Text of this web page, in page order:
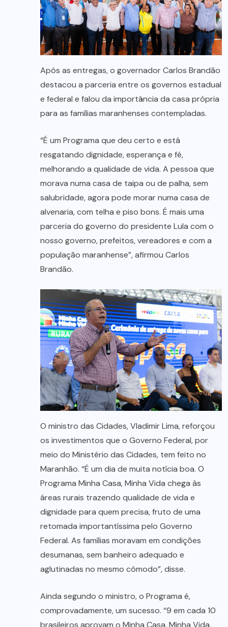
Após as entregas, o governador Carlos Brandão
destacou a parceria entre os governos estadual
e federal e falou da importância da casa própria
para as famílias maranhenses contempladas.
“É um Programa que deu certo e está
resgatando dignidade, esperança e fé,
melhorando a qualidade de vida. A pessoa que
morava numa casa de taipa ou de palha, sem
salubridade, agora pode morar numa casa de
alvenaria, com telha e piso bons. É mais uma
parceria do governo do presidente Lula com o
nosso governo, prefeitos, vereadores e com a
população maranhense”, afirmou Carlos
Brandão.
O ministro das Cidades, Vladimir Lima, reforçou
os investimentos que o Governo Federal, por
meio do Ministério das Cidades, tem feito no
Maranhão. “É um dia de muita notícia boa. O
Programa Minha Casa, Minha Vida chega às
áreas rurais trazendo qualidade de vida e
dignidade para quem precisa, fruto de uma
retomada importantíssima pelo Governo
Federal. As famílias moravam em condições
desumanas, sem banheiro adequado e
aglutinadas no mesmo cômodo”, disse.
Ainda segundo o ministro, o Programa é,
comprovadamente, um sucesso. “9 em cada 10
brasileiros aprovam o Minha Casa, Minha Vida,